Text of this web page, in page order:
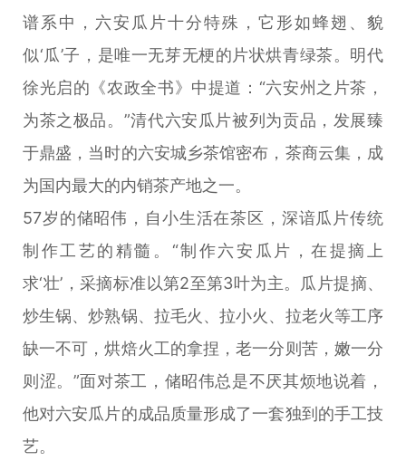
谱系中，六安瓜片十分特殊，它形如蜂翅、貌
似‘瓜’子，是唯一无芽无梗的片状烘青绿茶。明代
徐光启的《农政全书》中提道：“六安州之片茶，
为茶之极品。”清代六安瓜片被列为贡品，发展臻
于鼎盛，当时的六安城乡茶馆密布，茶商云集，成
为国内最大的内销茶产地之一。
57岁的储昭伟，自小生活在茶区，深谙瓜片传统
制作工艺的精髓。“制作六安瓜片，在提摘上
求‘壮’，采摘标准以第2至第3叶为主。瓜片提摘、
炒生锅、炒熟锅、拉毛火、拉小火、拉老火等工序
缺一不可，烘焙火工的拿捏，老一分则苦，嫩一分
则涩。”面对茶工，储昭伟总是不厌其烦地说着，
他对六安瓜片的成品质量形成了一套独到的手工技
艺。